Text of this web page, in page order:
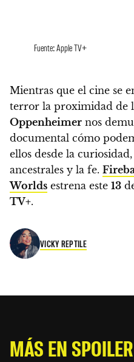
Fuente: Apple TV+
Mientras que el cine se
terror la proximidad de
Oppenheimer nos
documental cómo
ellos desde la
ancestrales y la fe.
Worlds estrena este 13
TV+.
VICKY REPTILE
MÁS EN SPOILER